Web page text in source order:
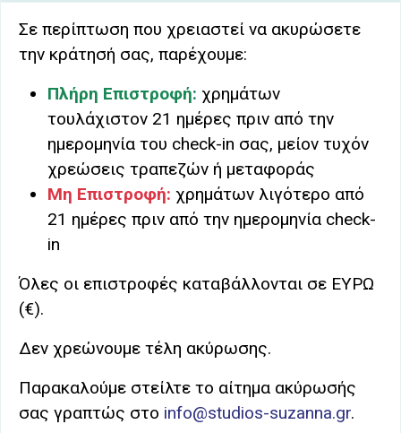
Σε περίπτωση που χρειαστεί να ακυρώσετε
την κράτησή σας, παρέχουμε:
Πλήρη Επιστροφή: χρημάτων
τουλάχιστον 21 ημέρες πριν από την
ημερομηνία του check-in σας, μείον τυχόν
χρεώσεις τραπεζών ή μεταφοράς
Μη Επιστροφή: χρημάτων λιγότερο από
21 ημέρες πριν από την ημερομηνία check-
in
Όλες οι επιστροφές καταβάλλονται σε ΕΥΡΩ
(€).
Δεν χρεώνουμε τέλη ακύρωσης.
Παρακαλούμε στείλτε το αίτημα ακύρωσής
σας γραπτώς στο info@studios-suzanna.gr.